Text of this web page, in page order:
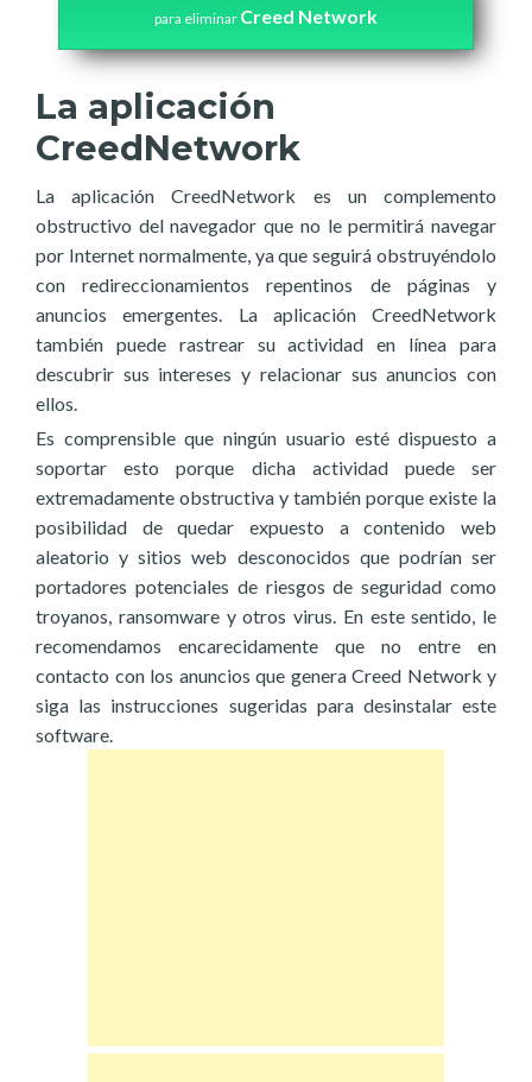
para eliminar Creed Network
La aplicación
CreedNetwork
La aplicación CreedNetwork es un complemento
obstructivo del navegador que no le permitirá navegar
por Internet normalmente, ya que seguirá obstruyéndolo
con redireccionamientos repentinos de páginas y
anuncios emergentes. La aplicación CreedNetwork
también puede rastrear su actividad en línea para
descubrir sus intereses y relacionar sus anuncios con
ellos.
Es comprensible que ningún usuario esté dispuesto a
soportar esto porque dicha actividad puede ser
extremadamente obstructiva y también porque existe la
posibilidad de quedar expuesto a contenido web
aleatorio y sitios web desconocidos que podrían ser
portadores potenciales de riesgos de seguridad como
troyanos, ransomware y otros virus. En este sentido, le
recomendamos encarecidamente que no entre en
contacto con los anuncios que genera Creed Network y
siga las instrucciones sugeridas para desinstalar este
software.